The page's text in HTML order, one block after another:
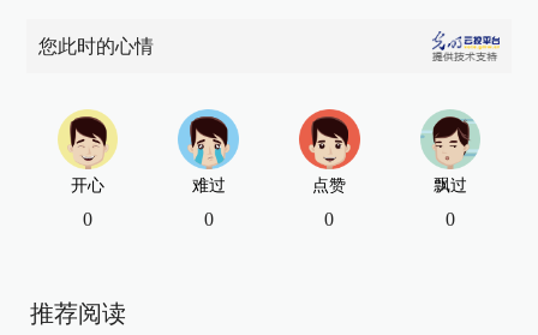
您此时的心情
开心
0
难过
0
点赞
0
飘过
0
推荐阅读